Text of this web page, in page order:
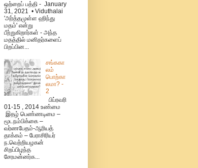
ஒற்றைப் பத்தி - January
31, 2021 • Viduthalai
'அர்த்தமுள்ள ஹிந்து
மதம்' என்று
பீற்றுகிறார்கள் - அந்த
மதத்தில் மனிதர்களைப்
பிறப்பின...
சங்ககா
லம்
பொற்கா
லமா? -
2
பிப்ரவரி
01-15 , 2014 உண்மை
இதழ் பெண்ணடிமை –
மூடநம்பிக்கை –
வர்ணபேதம்-ஆரியத்
தாக்கம் – பேராசிரியர்
ந.வெற்றியழகன்
சிறப்பிழந்த
சேரமன்னர்க...